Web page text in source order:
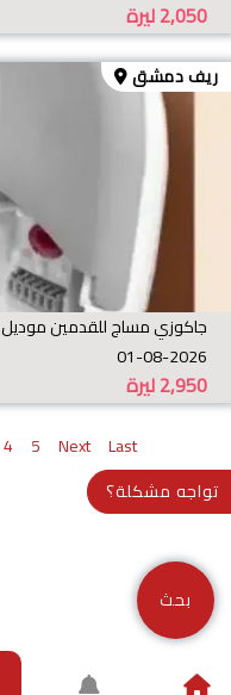
ليرة2,050
ريف دمشق
جاكوزي مساج للقدمين موديل RF-368Z
01-08-2026
ليرة2,950
4 5 Next Last
بحث
تواجه مشكلة؟